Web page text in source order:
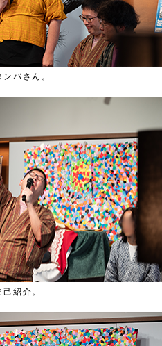
バさん。
紹介。